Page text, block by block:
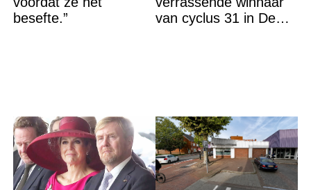
besefte.”
van cyclus 31 in De